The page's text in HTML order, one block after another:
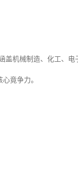
盖机械制造、化工、
竟争力。